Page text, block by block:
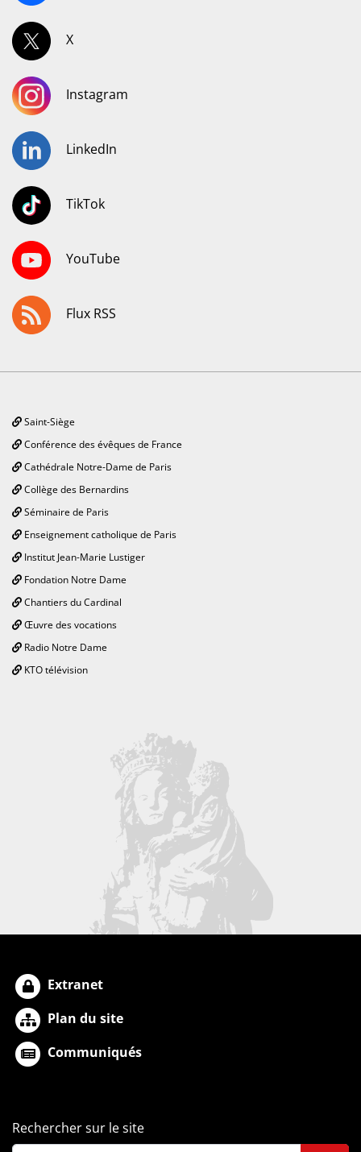
X
Instagram
LinkedIn
TikTok
YouTube
Flux RSS
Saint-Siège
Conférence des évêques de France
Cathédrale Notre-Dame de Paris
Collège des Bernardins
Séminaire de Paris
Enseignement catholique de Paris
Institut Jean-Marie Lustiger
Fondation Notre Dame
Chantiers du Cardinal
Œuvre des vocations
Radio Notre Dame
KTO télévision
Extranet
Plan du site
Communiqués
Rechercher sur le site